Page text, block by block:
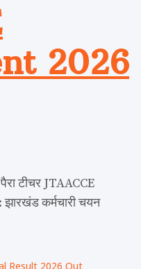
2026
टीचर JTAACCE
झारखंड कर्मचारी चयन